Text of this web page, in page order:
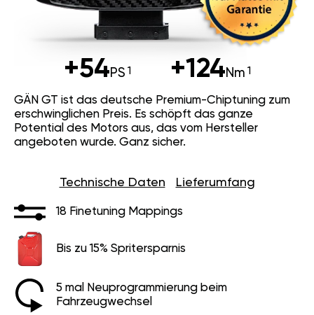
+54PS +124Nm
GÄN GT ist das deutsche Premium-Chiptuning zum
erschwinglichen Preis. Es schöpft das ganze
Potential des Motors aus, das vom Hersteller
angeboten wurde. Ganz sicher.
Technische Daten Lieferumfang
18 Finetuning Mappings
Bis zu 15% Spritersparnis
5 mal Neuprogrammierung beim
Fahrzeugwechsel